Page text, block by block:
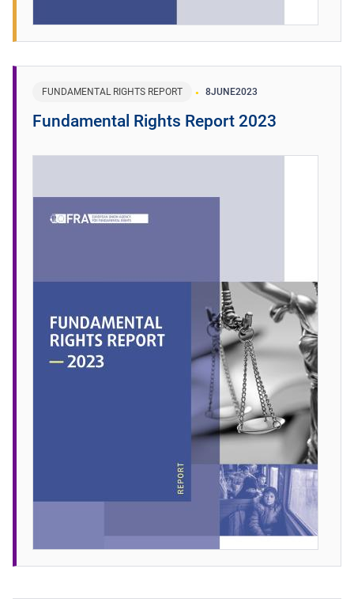
FUNDAMENTAL RIGHTS REPORT 8JUNE2023
Fundamental Rights Report 2023